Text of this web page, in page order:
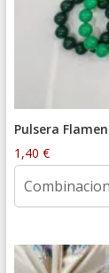
Pulsera
1,40 €